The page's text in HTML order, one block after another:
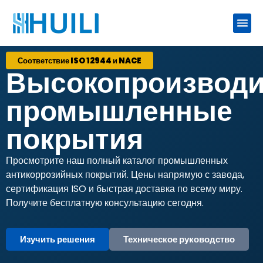
Соответствие ISO 12944 и NACE
промышленные
покрытия
Просмотрите наш полный каталог промышленных
антикоррозийных покрытий. Цены напрямую с завода,
сертификация ISO и быстрая доставка по всему миру.
Получите бесплатную консультацию сегодня.
Изучить решения Техническое руководство